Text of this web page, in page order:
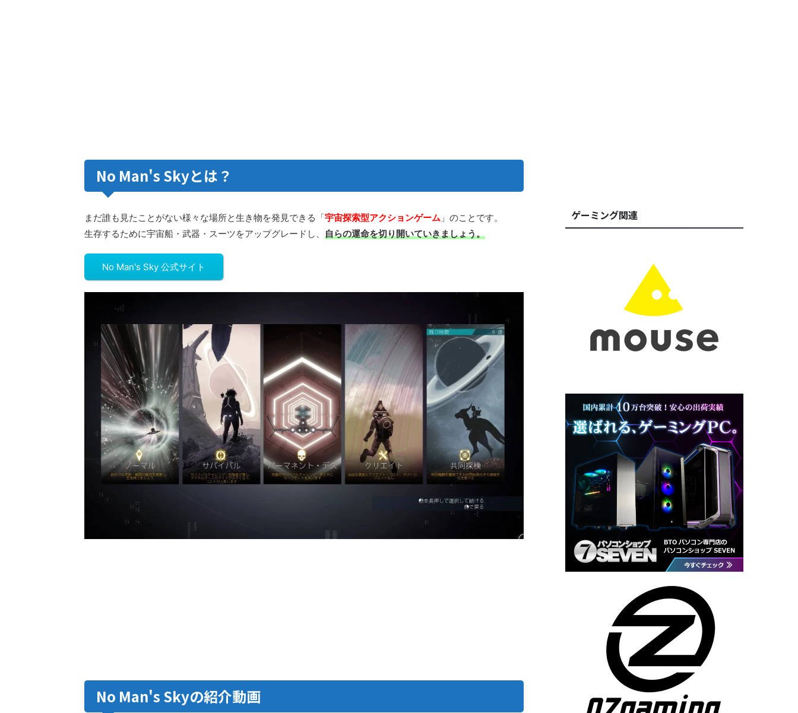
No Man's Skyとは？
まだ誰も見たことがない様々な場所と生き物を発見できる「宇宙探索型アクションゲーム 」のことです。
生存するために宇宙船・武器・スーツをアップグレードし、
自らの運命を切り開いていきましょう。
No Man's Sky 公式サイト
No Man's Skyの紹介動画
ゲーミング関連